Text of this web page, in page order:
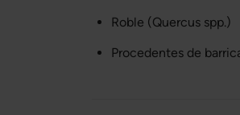
Roble (Quercus spp.)
Procedentes de